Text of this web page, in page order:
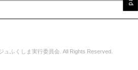
ュふくしま実行委員会. All Rights Reserved.